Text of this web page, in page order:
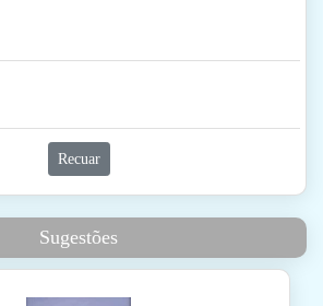
Recuar
Sugestões